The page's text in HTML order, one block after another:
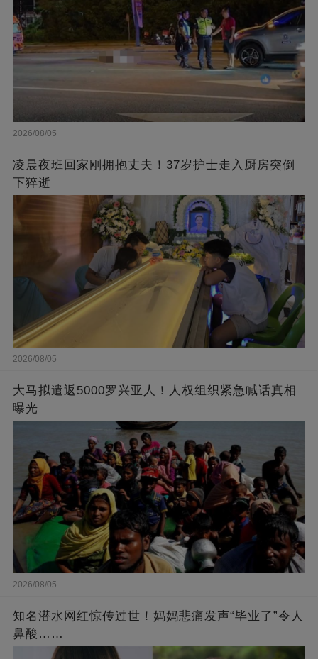
2026/08/05
凌晨夜班回家刚拥抱丈夫！37岁护士走入厨房突倒
下猝逝
2026/08/05
大马拟遣返5000罗兴亚人！人权组织紧急喊话真相
曝光
2026/08/05
知名潜水网红惊传过世！妈妈悲痛发声“毕业了”令人
鼻酸……